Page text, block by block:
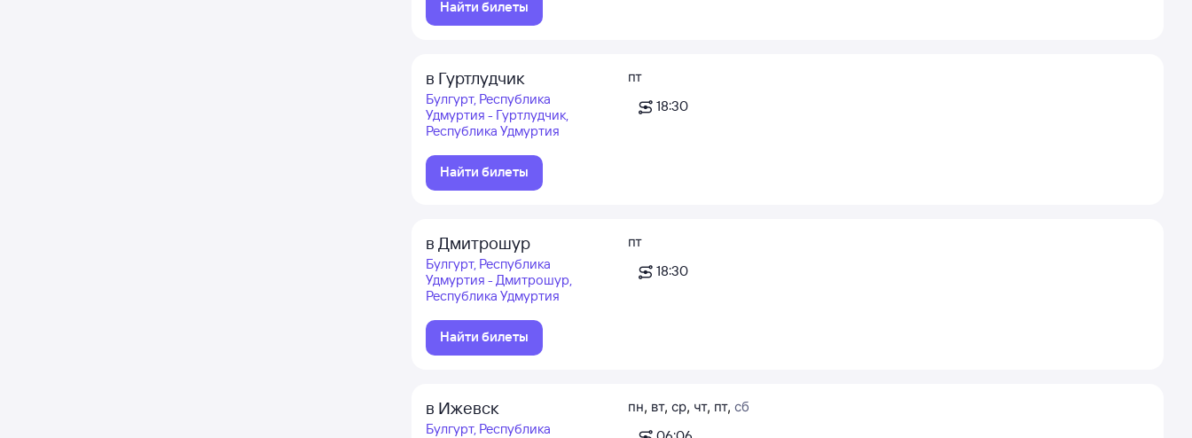
Найти билеты
в Гуртлудчик
Булгурт, Республика
Удмуртия - Гуртлудчик,
Республика Удмуртия
Найти билеты
пт
18:30
в Дмитрошур
Булгурт, Республика
Удмуртия - Дмитрошур,
Республика Удмуртия
Найти билеты
пт
18:30
в Ижевск
Булгурт, Республика
пн, вт, ср, чт, пт, сб